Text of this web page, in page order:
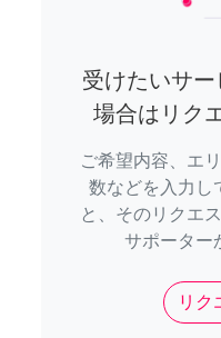
受けたいサ
場合はリク
ご希望内容、エ
数などを入力し
と、そのリクエ
サポーター
リク